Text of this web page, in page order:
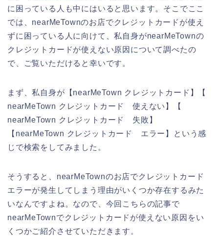
に困っている人も中にはいると思います。そこでここ
では、nearMeTownのお店でクレジットカードが使え
ずに困っている人に向けて、私自身がnearMeTownの
クレジットカードが使えない原因について調べたの
で、ご覧いただけると幸いです。
まず、私自身が【nearMeTown クレジットカード】【
nearMeTown クレジットカード 使えない】【
nearMeTown クレジットカード 失敗】
【nearMeTown クレジットカード エラー】という感
じで検索をしてみました。
そうすると、nearMeTownのお店でクレジットカード
エラーが発生してしまう理由がいくつか存在するみた
いなんですよね。なので、今回こちらの記事で
nearMeTownでクレジットカードが使えない原因をい
くつかご紹介させていただきます。